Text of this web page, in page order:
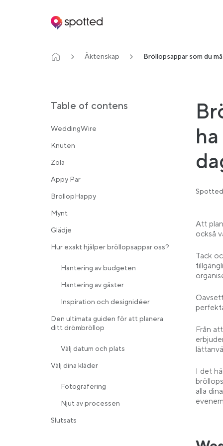
Main navigation
Äktenskap Bröllopsappar som du
Table of contens
WeddingWire
Knuten
Zola
Appy Par
BröllopHappy
Mynt
Glädje
Hur exakt hjälper bröllopsappar oss?
Hantering av budgeten
Hantering av gäster
Inspiration och designidéer
Den ultimata guiden för att planera
ditt drömbröllop
Välj datum och plats
Välj dina kläder
Fotografering
Njut av processen
Slutsats
Spotted
Att
också
Tack
Från
I det
alla